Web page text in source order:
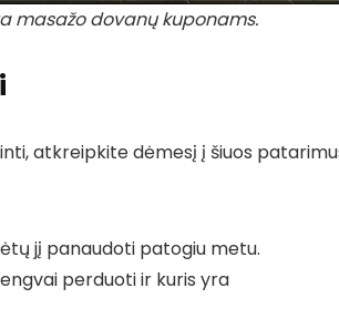
masažo dovanų kuponams.
atkreipkite dėmesį į šiuos
jį panaudoti patogiu metu.
perduoti ir kuris yra